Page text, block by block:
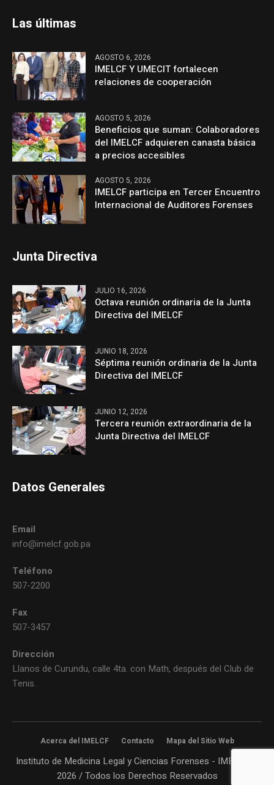
Las últimas
AGOSTO 6, 2026
IMELCF Y UMECIT fortalecen
relaciones de cooperación
AGOSTO 5, 2026
Beneficios que suman: Colaboradores
del IMELCF adquieren canasta básica
a precios accesibles
AGOSTO 5, 2026
IMELCF participa en Tercer Encuentro
Internacional de Auditores Forenses
Junta Directiva
JULIO 16, 2026
Octava reunión ordinaria de la Junta
Directiva del IMELCF
JUNIO 18, 2026
Séptima reunión ordinaria de la Junta
Directiva del IMELCF
JUNIO 12, 2026
Tercera reunión extraordinaria de la
Junta Directiva del IMELCF
Datos Generales
Email
info@imelcf.gob.pa
Teléfono
507-2200
Fax
507-3457
Dirección
Llanos de Curundu, calle 4ta. con Math, después del Club de
Tenis.
Acerca del IMELCF Contacto Mapa del Sitio Web
Instituto de Medicina Legal y Ciencias Forenses - IMELCF©
2026 / Todos los Derechos Reservados